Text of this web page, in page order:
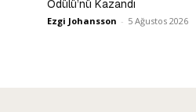
Ödülü’nü Kazandı
Ezgi Johansson - 5 Ağustos 2026